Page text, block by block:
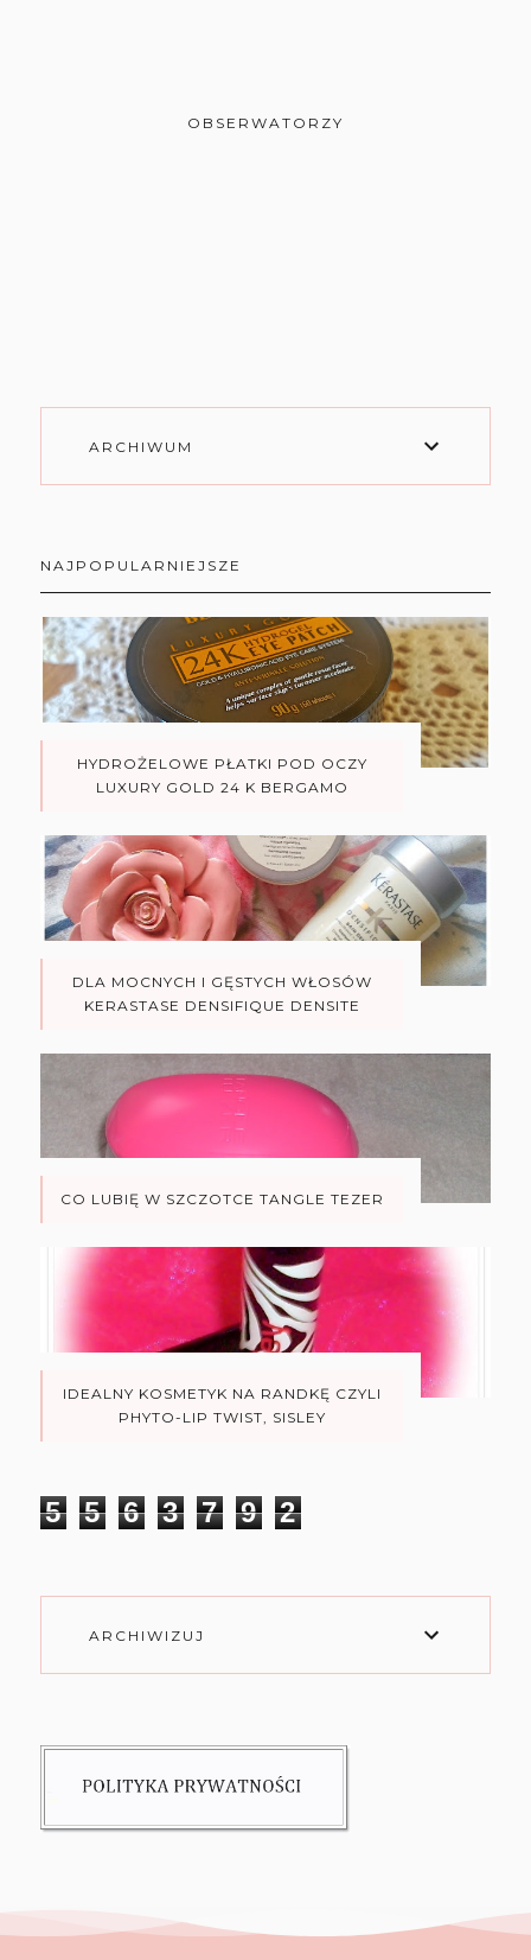
OBSERWATORZY
ARCHIWUM
NAJPOPULARNIEJSZE
HYDROŻELOWE PŁATKI POD OCZY
LUXURY GOLD 24 K BERGAMO
DLA MOCNYCH I GĘSTYCH WŁOSÓW
KERASTASE DENSIFIQUE DENSITE
CO LUBIĘ W SZCZOTCE TANGLE TEZER
IDEALNY KOSMETYK NA RANDKĘ CZYLI
PHYTO-LIP TWIST, SISLEY
5 5 6 3 7 9 2
ARCHIWIZUJ